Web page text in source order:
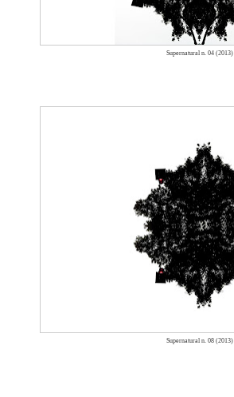
Supernatural n. 04 (2013)
Supernatural n. 08 (2013)